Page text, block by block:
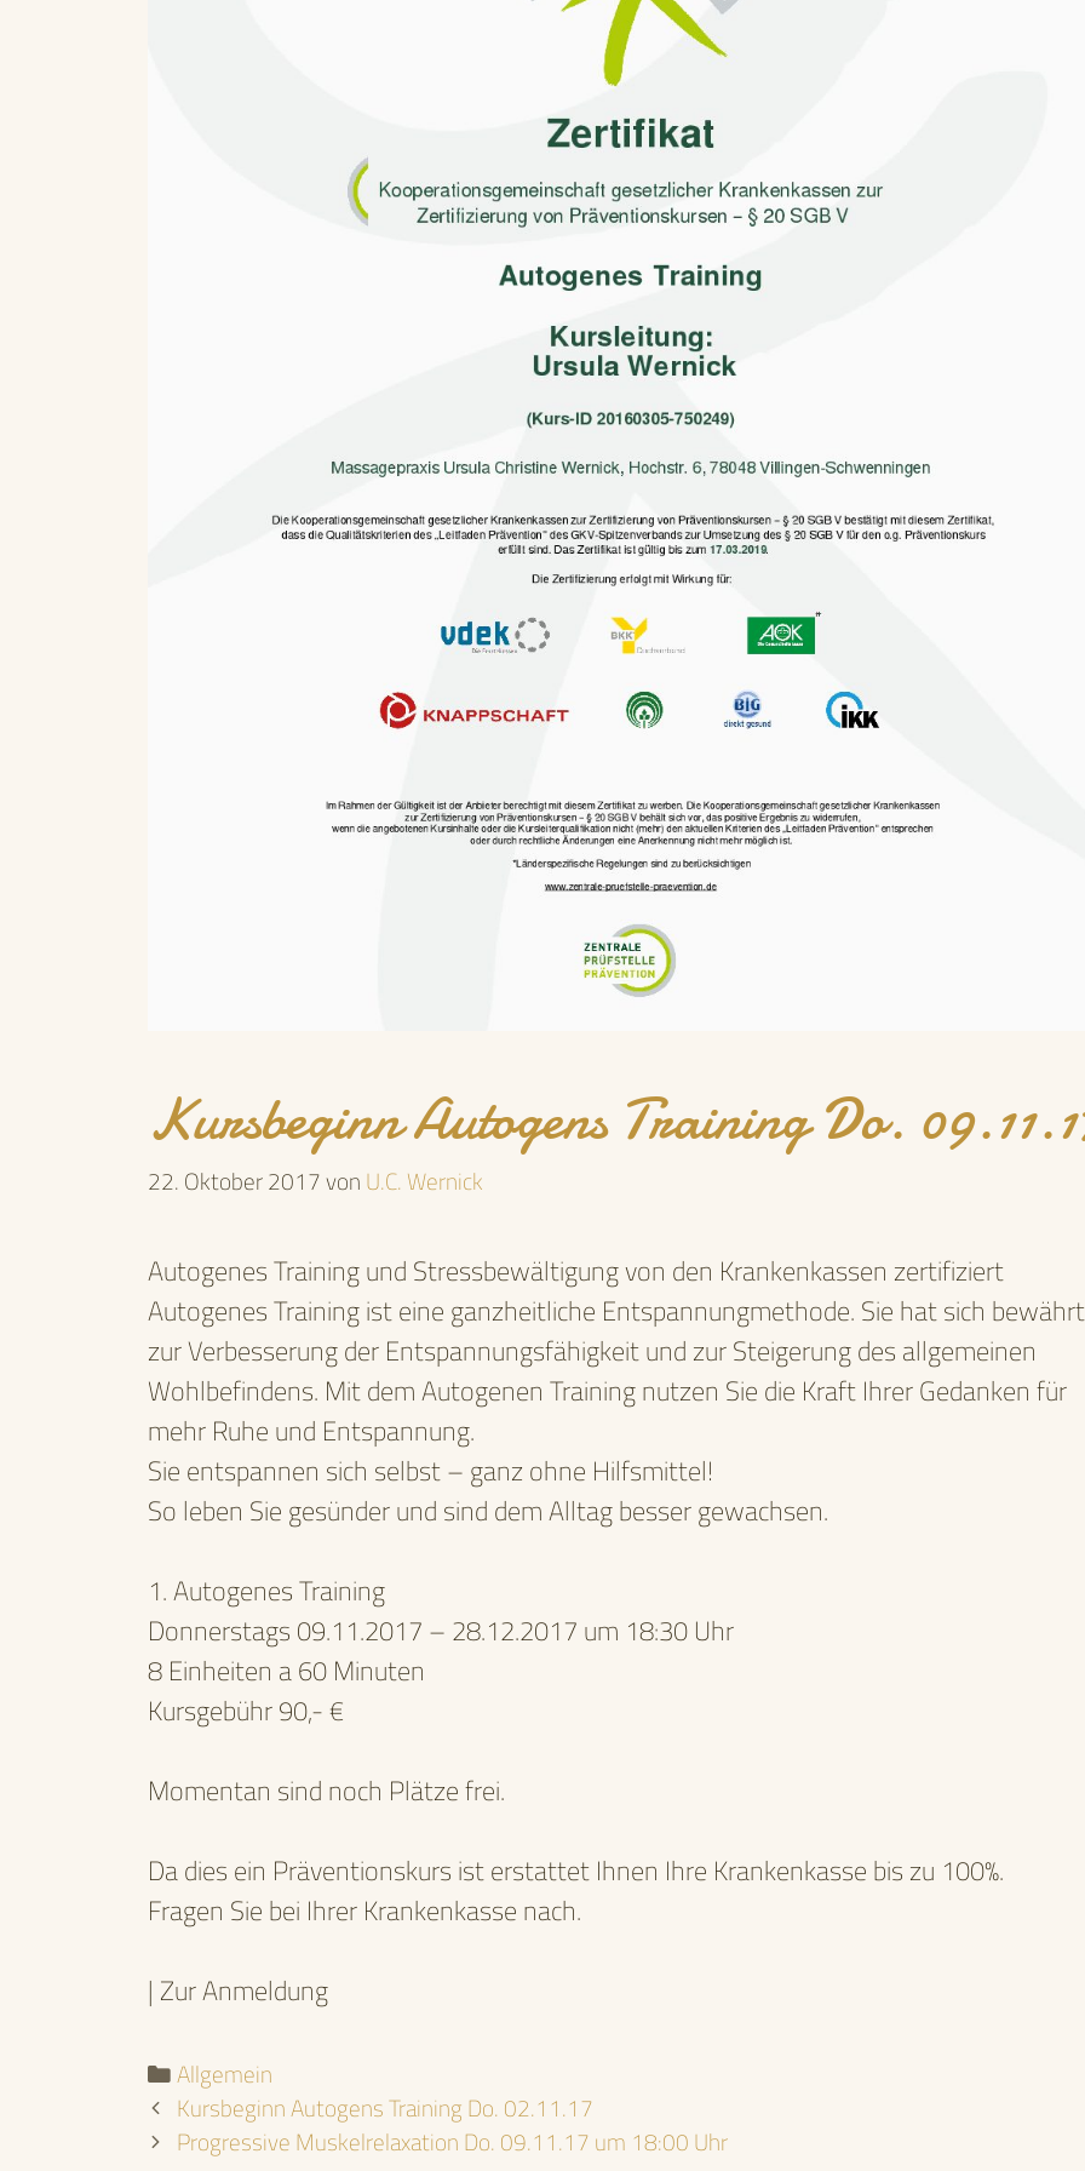
Kursbeginn Autogens Training Do.
22. Oktober 2017von U.C. Wernick
Autogenes Training und Stressbewältigung von den Krankenkassen zertifiziert
Autogenes Training ist eine ganzheitliche Entspannungmethode. Sie hat sich bewährt
zur Verbesserung der Entspannungsfähigkeit und zur Steigerung des allgemeinen
Wohlbefindens. Mit dem Autogenen Training nutzen Sie die Kraft Ihrer Gedanken für
mehr Ruhe und Entspannung.
Sie entspannen sich selbst – ganz ohne Hilfsmittel!
So leben Sie gesünder und sind dem Alltag besser gewachsen.
1. Autogenes Training
Donnerstags 09.11.2017 – 28.12.2017 um 18:30 Uhr
8 Einheiten a 60 Minuten
Kursgebühr 90,- €
Momentan sind noch Plätze frei.
Da dies ein Präventionskurs ist erstattet Ihnen Ihre Krankenkasse bis zu 100%.
Fragen Sie bei Ihrer Krankenkasse nach.
| Zur Anmeldung
Kategorien
Allgemein
Kursbeginn Autogens Training Do. 02.11.17
Progressive Muskelrelaxation Do. 09.11.17 um 18:00 Uhr